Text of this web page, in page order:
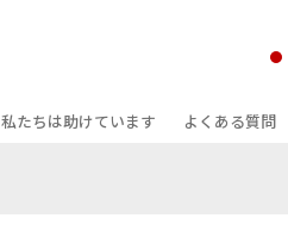
私たちは助けています よくある質問